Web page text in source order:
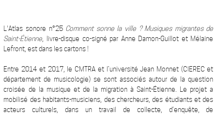
L'Atlas sonore n°25 Comment sonne la ville ? Musiques migrantes de
Saint-Étienne , livre-disque co-signé par Anne Damon-Guillot et Mélaine
Lefront, est dans les cartons !
Entre 2014 et 2017, le CMTRA et l’université Jean Monnet (CIEREC et
département de musicologie) se sont associés autour de la question
croisée de la musique et de la migration à Saint-Étienne. Le projet a
mobilisé des habitants-musiciens, des chercheurs, des étudiants et des
acteurs culturels, dans un travail de collecte, d’enquête, de